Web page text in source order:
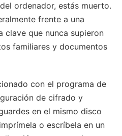
ordenador, estás muerto.
frente a una
clave que nunca supieron
familiares y documentos
con el programa de
de cifrado y
en el mismo disco
o escríbela en un